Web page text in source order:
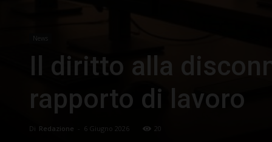
News
Il diritto alla
rapporto di lavoro
Di Redazione 6 Giugno 2026 20